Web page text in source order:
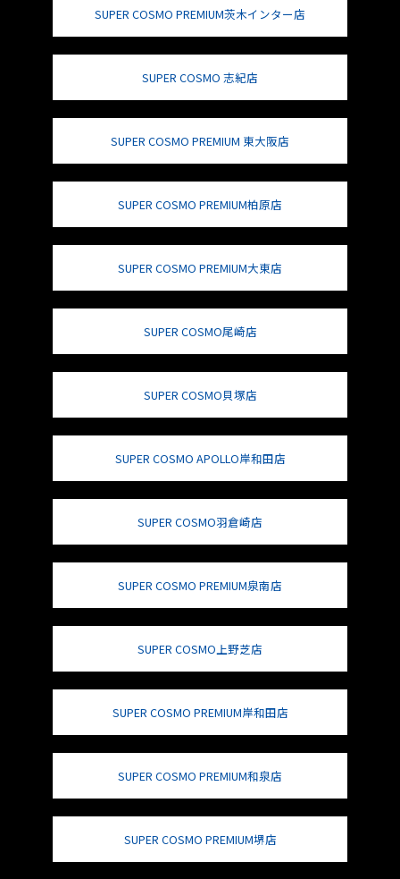
SUPER COSMO PREMIUM茨木インター店
SUPER COSMO 志紀店
SUPER COSMO PREMIUM 東大阪店
SUPER COSMO PREMIUM柏原店
SUPER COSMO PREMIUM大東店
SUPER COSMO尾崎店
SUPER COSMO貝塚店
SUPER COSMO APOLLO岸和田店
SUPER COSMO羽倉崎店
SUPER COSMO PREMIUM泉南店
SUPER COSMO上野芝店
SUPER COSMO PREMIUM岸和田店
SUPER COSMO PREMIUM和泉店
SUPER COSMO PREMIUM堺店